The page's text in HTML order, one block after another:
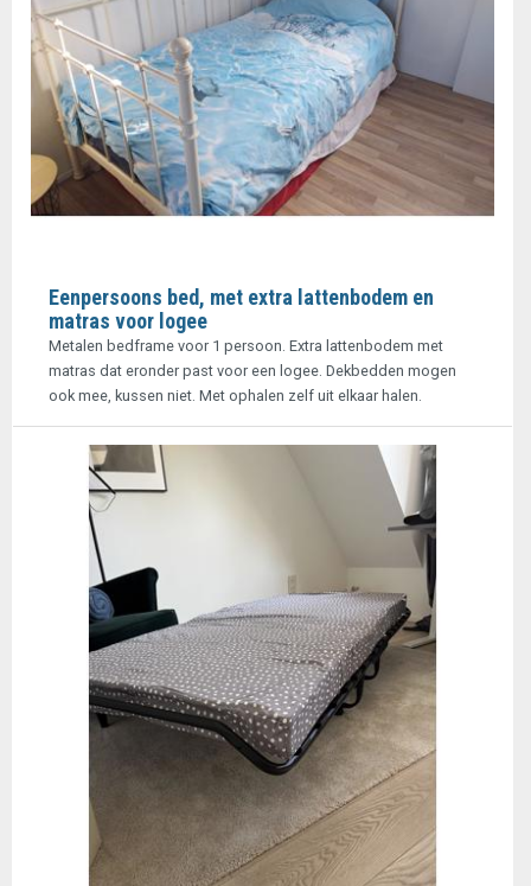
Eenpersoons bed, met extra lattenbodem en
matras voor logee
Metalen bedframe voor 1 persoon. Extra lattenbodem met
matras dat eronder past voor een logee. Dekbedden mogen
ook mee, kussen niet. Met ophalen zelf uit elkaar halen.